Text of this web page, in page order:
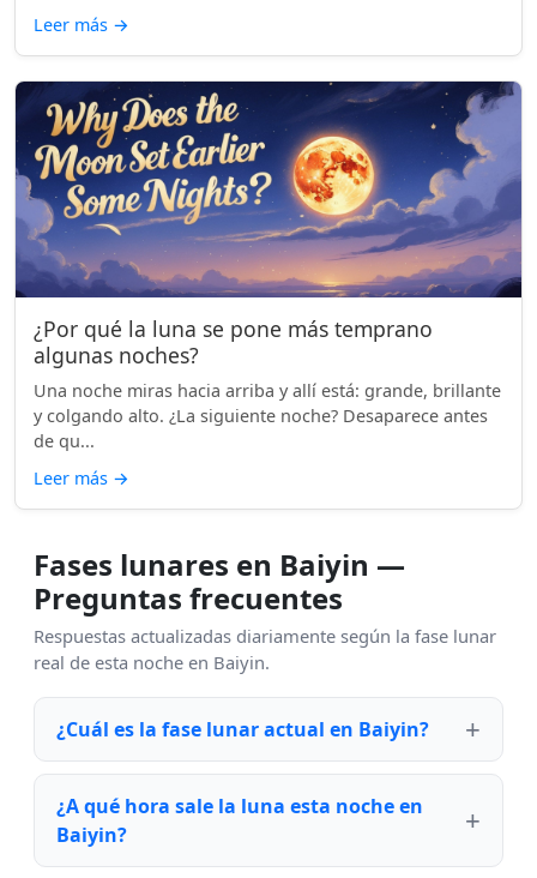
Leer más →
¿Por qué la luna se pone más temprano
algunas noches?
Una noche miras hacia arriba y allí está: grande, brillante
y colgando alto. ¿La siguiente noche? Desaparece antes
de qu...
Leer más →
Fases lunares en Baiyin —
Preguntas frecuentes
Respuestas actualizadas diariamente según la fase lunar
real de esta noche en Baiyin.
¿Cuál es la fase lunar actual en Baiyin?
¿A qué hora sale la luna esta noche en
Baiyin?